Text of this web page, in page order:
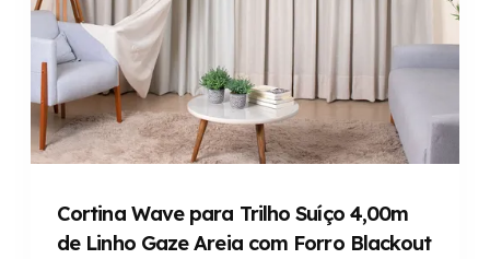
Cortina Wave para Trilho Suíço 4,00m
de Linho Gaze Areia com Forro Blackout